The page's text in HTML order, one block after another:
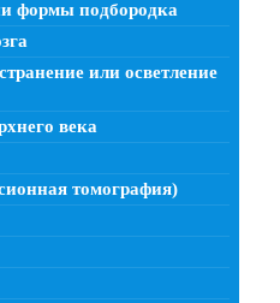
формы подбородка
или осветление
века
томография)